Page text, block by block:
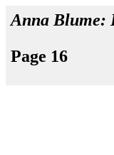
Anna Blume:
Page 16